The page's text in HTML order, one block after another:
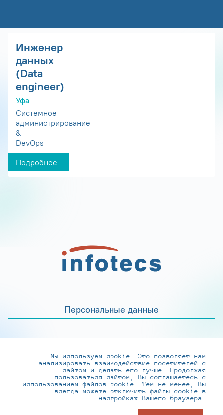
Инженер
данных
(Data
engineer)
Уфа
Системное
администрирование
&
DevOps
Подробнее
Персональные данные
+7 (495) 737-6192, 8-800-250-0-260
practice@infotecs.ru,hr@infotecs.ru
127273, г. Москва, Отрадная ул., 2Б строение 1
Мы используем cookie. Это позволяет нам
анализировать взаимодействие посетителей с
сайтом и делать его лучше. Продолжая
пользоваться сайтом, Вы соглашаетесь с
использованием файлов cookie. Тем не менее, Вы
всегда можете отключить файлы cookie в
настройках Вашего браузера.